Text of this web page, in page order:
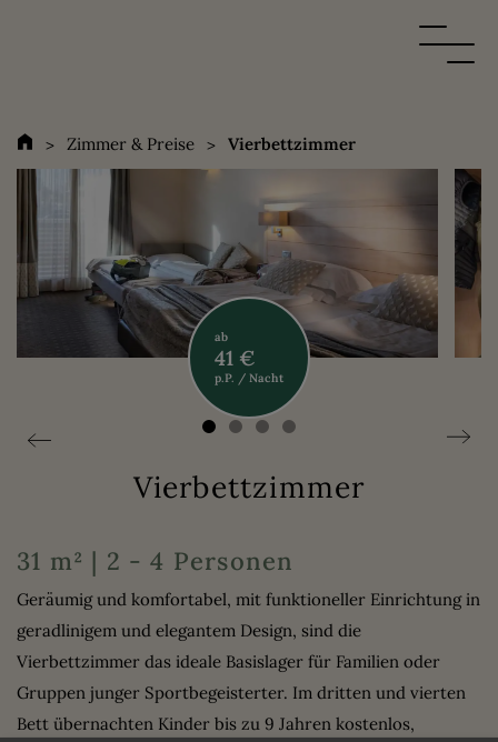
Unsere Zimmer
Nützliche Informationen
Zimmer & Preise Vierbettzimmer
ab
41 €
p.P. / Nacht
Vierbettzimmer
31 m² | 2 - 4 Personen
Geräumig und komfortabel, mit funktioneller Einrichtung in
geradlinigem und elegantem Design, sind die
Vierbettzimmer das ideale Basislager für Familien oder
Gruppen junger Sportbegeisterter. Im dritten und vierten
Bett übernachten Kinder bis zu 9 Jahren kostenlos,